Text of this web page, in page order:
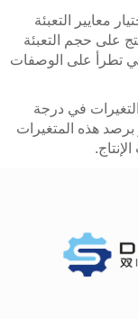
معايير التعبئة
على حجم التعبئة
تطرأ على الوصفات
في درجة
برصد هذه المتغيرات